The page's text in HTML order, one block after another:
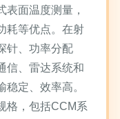
表面温度测量，
耗等优点。在射
针、功率分配
信、雷达系统和
定、效率高。
格，包括CCM系